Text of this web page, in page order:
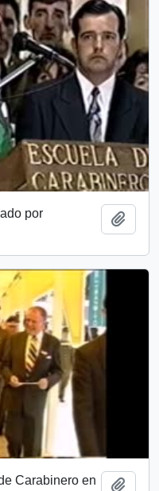
por
Carabinero en